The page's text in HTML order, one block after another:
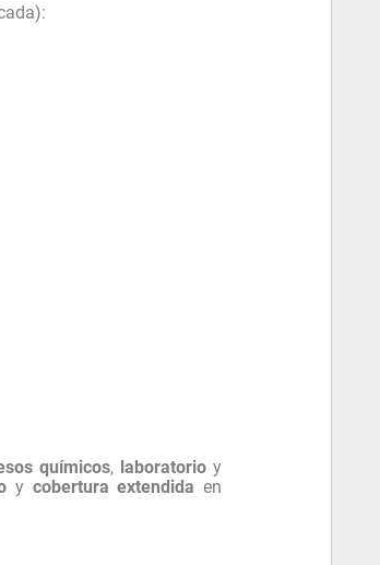
químicos, laboratorioy
y cobertura extendida en